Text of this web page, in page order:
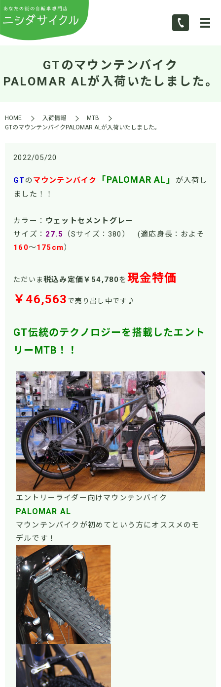
GTのマウンテンバイク
PALOMAR ALが入荷いたしました。
HOME 入荷情報
MTB
GTのマウンテンバイクPALOMAR ALが入荷いたしました。
2022/05/20
GTの マウンテンバイク 「PALOMAR AL」
が入荷し
ました！！
カラー： ウェットセメントグレー
サイズ： 27.5 （Sサイズ：380） (適応身長：およそ
160～175cm）
ただいま税込み定価￥54,780を 現金特価
￥46,563 で売り出し中です ♪
GT伝統のテクノロジーを搭載したエント
リーMTB！！
エントリーライダー向けマウンテンバイク
PALOMAR AL
マウンテンバイクが初めてという方にオススメのモ
デルです！